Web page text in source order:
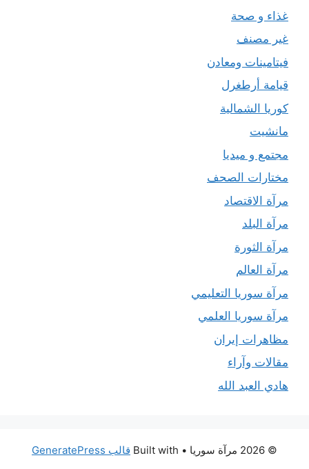
غذاء و صحة
غير مصنف
فيتامينات ومعادن
قيامة أرطغرل
كوريا الشمالية
مانشيت
مجتمع و ميديا
مختارات الصحف
مرآة الاقتصاد
مرآة البلد
مرآة الثورة
مرآة العالم
مرآة سوريا التعليمي
مرآة سوريا العلمي
مظاهرات إيران
مقالات وآراء
هادي العبد الله
© 2026 مرآة سوريا • Built with قالب GeneratePress